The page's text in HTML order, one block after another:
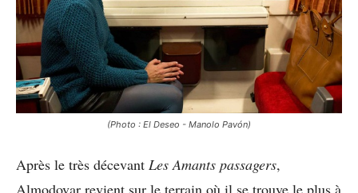
(Photo : El Deseo - Manolo Pavón)
Après le très décevant Les Amants passagers,